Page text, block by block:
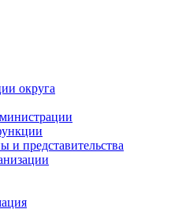
округа
и представительства